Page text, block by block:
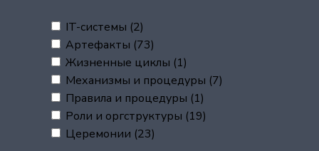
IT-системы (2)
Артефакты (73)
Жизненные циклы (1)
Механизмы и процедуры (7)
Правила и процедуры (1)
Роли и оргструктуры (19)
Церемонии (23)